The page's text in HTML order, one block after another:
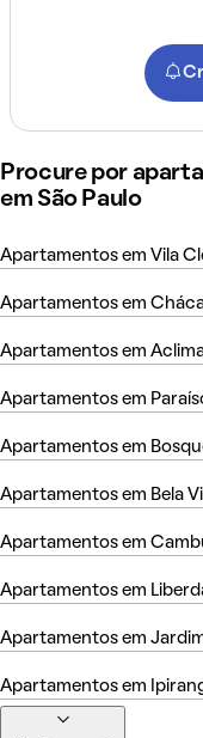
Procure por
em São Paulo
Apartamentos em Vila
Apartamentos em
Apartamentos em
Apartamentos em
Apartamentos em
Apartamentos em Bela
Apartamentos em
Apartamentos em
Apartamentos em
Apartamentos em